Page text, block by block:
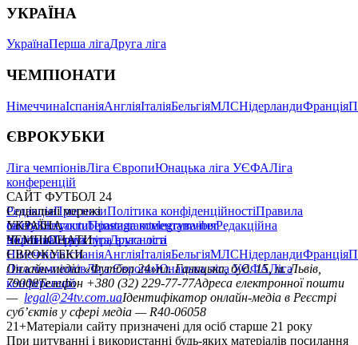
УКРАЇНА
УкраїнаПерша лігаДруга ліга
ЧЕМПІОНАТИ
НімеччинаІспаніяАнгліяІталіяБельгіяМЛСНідерландиФранція
ЄВРОКУБКИ
Ліга чемпіонівЛіга ЄвропиЮнацька ліга УЄФАЛіга
конференцій
САЙТ ФУТБОЛ 24
РедакціяПрогнозиПолітика конфіденційностіПравила
сайтуКонтактиПравила коментуванняРедакційна
політикаСтруктура власності
Соціальні мережі
facebookxyoutubeinstagramtelegramviber
УКРАЇНА
УкраїнаПерша лігаДруга ліга
ЧЕМПІОНАТИ
НімеччинаІспаніяАнгліяІталіяБельгіяМЛСНідерландиФранція
ЄВРОКУБКИ
Ліга чемпіонівЛіга ЄвропиЮнацька ліга УЄФАЛіга
конференцій
Онлайн-медіа «Футбол 24»пл. Галицька, буд. 15, м. Львів,
79008Телефон +380 (32) 229-77-77Адреса електронної пошти
— legal@24tv.com.uaІдентифікатор онлайн-медіа в Реєстрі
суб’єктів у сфері медіа — R40-06058
21+Матеріали сайту призначені для осіб старше 21 року
При цитуванні і використанні будь-яких матеріалів посилання